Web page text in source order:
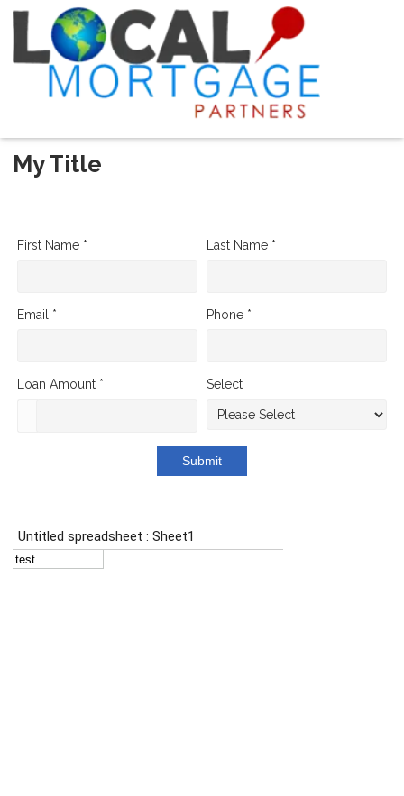
My Title
First Name * Last Name *
Email * Phone *
Loan Amount * Select
Submit